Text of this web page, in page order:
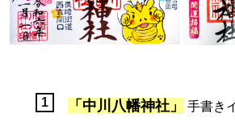
「中川八幡神社」 手書き